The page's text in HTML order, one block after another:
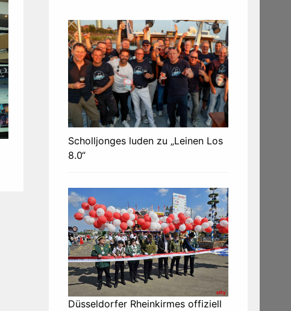
Scholljonges luden zu „Leinen Los
8.0“
Düsseldorfer Rheinkirmes offiziell